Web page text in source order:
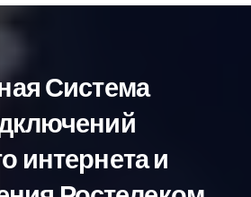
Система
интернета и